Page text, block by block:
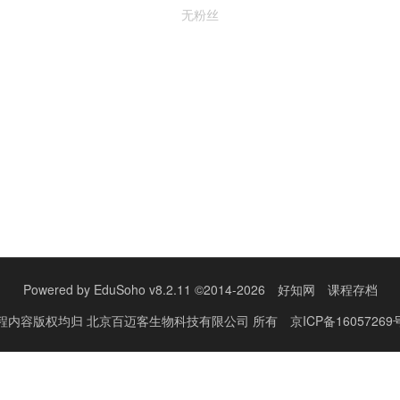
无粉丝
Powered by EduSoho v8.2.11 ©2014-2026 好知网
课程存档
内容版权均归 北京百迈客生物科技有限公司 所有 京ICP备16057269